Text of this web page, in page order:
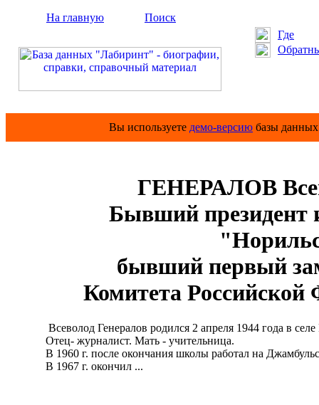
На главную
Поиск
Где
Вы используете демо-версию базы
ГЕНЕРАЛОВ
Бывший президент
бывший первый
Комитета Российской
Всеволод Генералов родился 2 апреля 1944 года в
Отец- журналист. Мать - учительница.
В 1960 г. после окончания школы работал на
В 1967 г. окончил ...